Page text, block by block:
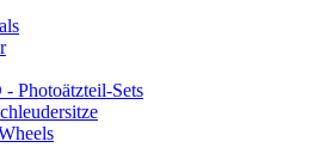
Photoätzteil-Sets